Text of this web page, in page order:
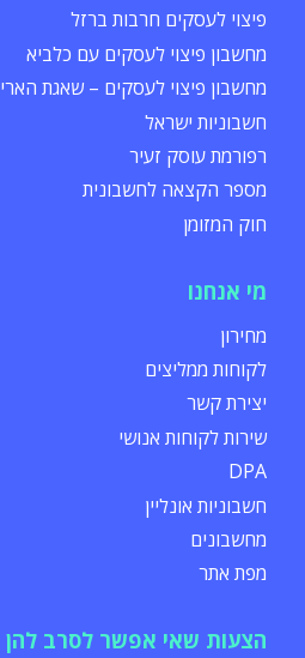
פיצוי לעסקים חרבות ברזל
מחשבון פיצוי לעסקים עם כלביא
מחשבון פיצוי לעסקים – שאגת הארי
חשבוניות ישראל
רפורמת עוסק זעיר
מספר הקצאה לחשבונית
חוק המזומן
מי אנחנו
מחירון
לקוחות ממליצים
יצירת קשר
שירות לקוחות אנושי
DPA
חשבוניות אונליין
מחשבונים
מפת אתר
הצעות שאי אפשר לסרב להן